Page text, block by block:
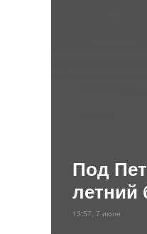
Под
летний
13:57, 7 июля